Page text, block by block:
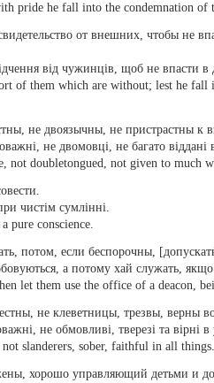
pride he fall into the condemnation of
от внешних, чтобы не
від чужинців, щоб не впасти в
of them which are without; lest he fall
не двоязычны, не пристрастны к
не двомовці, не багато віддані
not doubletongued, not given to much
чистім сумлінні.
pure conscience.
потом, если беспорочны,
а потому хай служать, якщо
let them use the office of a deacon,
не клеветницы, трезвы, верны
не обмовливі, тверезі та вірні в
slanderers, sober, faithful in all things.
хорошо управляющий детьми и